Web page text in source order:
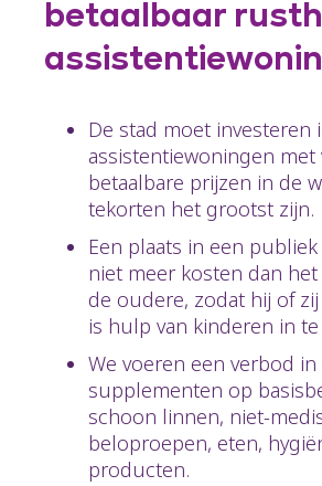
betaalbaar
De stad moet investeren
assistentiewoningen met
betaalbare prijzen in de
tekorten het grootst zijn.
Een plaats in een
niet meer kosten dan
de oudere, zodat hij of
is hulp van kinderen in
We voeren een verbod
supplementen op
schoon linnen, niet-
beloproepen, eten,
producten.